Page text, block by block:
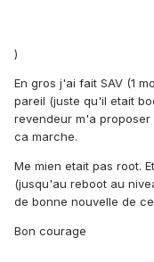
)
En gros j'ai fait SAV (1
pareil (juste qu'il etait
revendeur m'a
ca marche.
Me mien etait pas root.
(jusqu'au reboot au
de bonne nouvelle de
Bon courage